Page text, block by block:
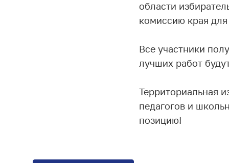
области
комиссию края для
Все участники
лучших работ
Территориальная
педагогов и
позицию!